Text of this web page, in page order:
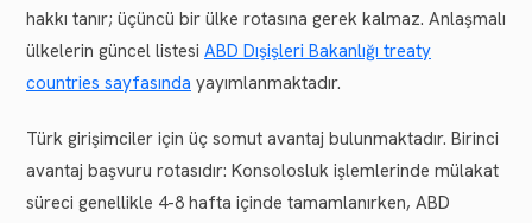
hakkı tanır; üçüncü bir ülke rotasına gerek kalmaz. Anlaşmalı
ülkelerin güncel listesi ABD Dışişleri Bakanlığı treaty
countries sayfasında yayımlanmaktadır.
Türk girişimciler için üç somut avantaj bulunmaktadır. Birinci
avantaj başvuru rotasıdır: Konsolosluk işlemlerinde mülakat
süreci genellikle 4-8 hafta içinde tamamlanırken, ABD